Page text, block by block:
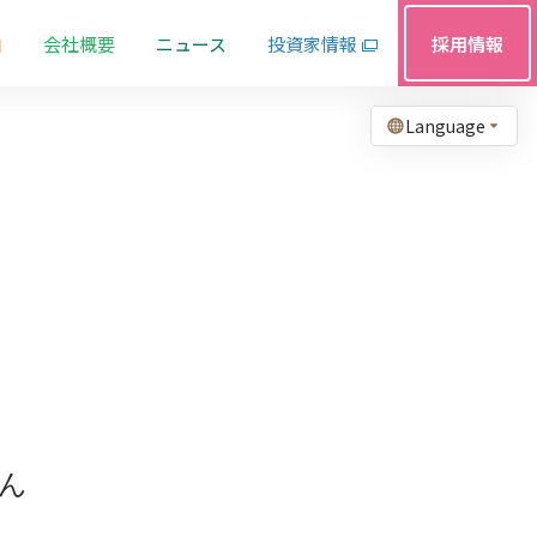
Language
会社概要 ニュース 投資家情報 採用情報